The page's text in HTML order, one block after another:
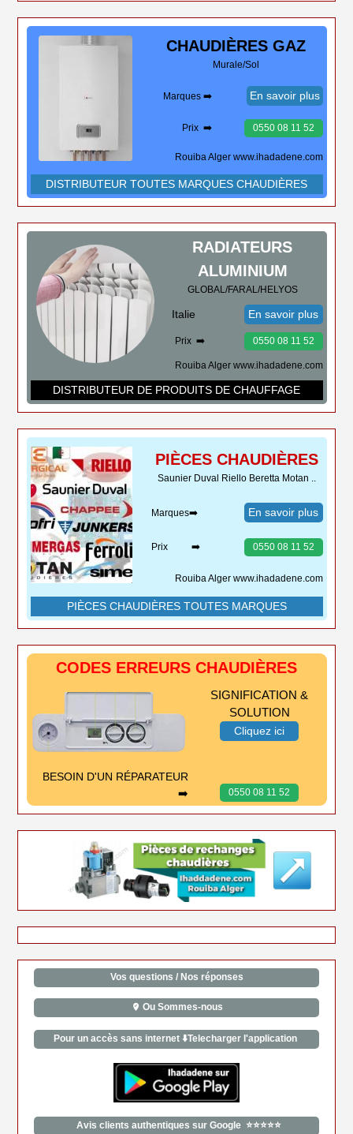
CHAUDIÈRES GAZ
Murale/Sol
Marques ➡️ En savoir plus
Prix ➡️ 0550 08 11 52
Rouiba Alger www.ihadadene.com
DISTRIBUTEUR TOUTES MARQUES CHAUDIÈRES
RADIATEURS
ALUMINIUM
GLOBAL/FARAL/HELYOS
Italie En savoir plus
Prix ➡️ 0550 08 11 52
Rouiba Alger www.ihadadene.com
DISTRIBUTEUR DE PRODUITS DE CHAUFFAGE
PIÈCES CHAUDIÈRES
Saunier Duval Riello Beretta Motan ..
Marques➡️ En savoir plus
Prix ➡️ 0550 08 11 52
Rouiba Alger www.ihadadene.com
PIÈCES CHAUDIÈRES TOUTES MARQUES
CODES ERREURS CHAUDIÈRES
SIGNIFICATION &
SOLUTION
Cliquez ici
0550 08 11 52
BESOIN D'UN RÉPARATEUR
➡️
Vos questions / Nos réponses
Ou Sommes-nous
Pour un accès sans internet ⬇️Telecharger l'application
Avis clients authentiques sur Google ⭐⭐⭐⭐⭐